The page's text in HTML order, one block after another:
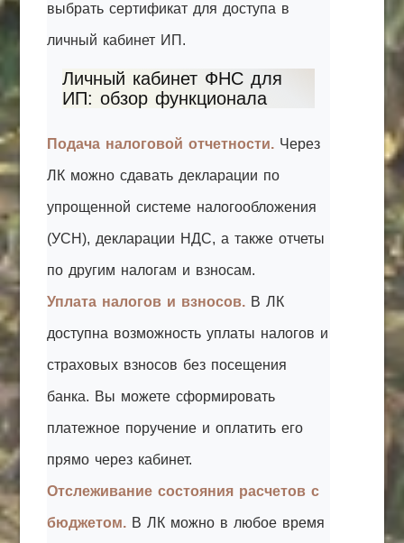
выбрать сертификат для доступа в
личный кабинет ИП.
Личный кабинет ФНС для
ИП: обзор функционала
Подача налоговой отчетности. Через
ЛК можно сдавать декларации по
упрощенной системе налогообложения
(УСН), декларации НДС, а также отчеты
по другим налогам и взносам.
Уплата налогов и взносов. В ЛК
доступна возможность уплаты налогов и
страховых взносов без посещения
банка. Вы можете сформировать
платежное поручение и оплатить его
прямо через кабинет.
Отслеживание состояния расчетов с
бюджетом. В ЛК можно в любое время